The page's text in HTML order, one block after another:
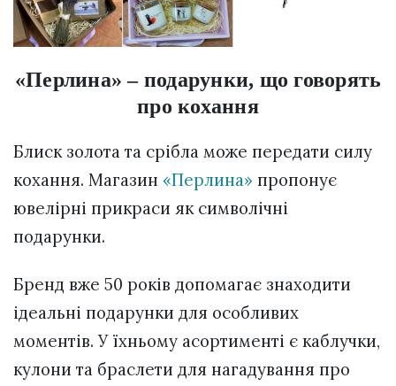
«Перлина» – подарунки, що говорять
про кохання
Блиск золота та срібла може передати силу
кохання. Магазин «Перлина» пропонує
ювелірні прикраси як символічні
подарунки.
Бренд вже 50 років допомагає знаходити
ідеальні подарунки для особливих
моментів. У їхньому асортименті є каблучки,
кулони та браслети для нагадування про